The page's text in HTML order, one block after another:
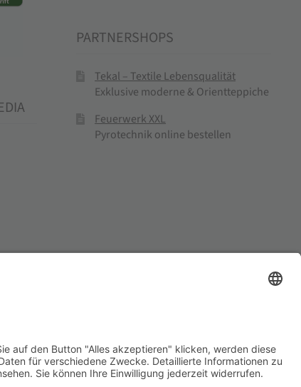
PARTNERSHOPS
Tekal – Textile Lebensqualität
Exklusive moderne & Orientteppiche
Feuerwerk XXL
Pyrotechnik online bestellen
Mühlenprodukte ·Cookie-Einstellungen